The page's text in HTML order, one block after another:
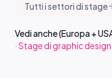
Tutti i settori di stage
Vedi anche (Europa +
·Stage di graphic design